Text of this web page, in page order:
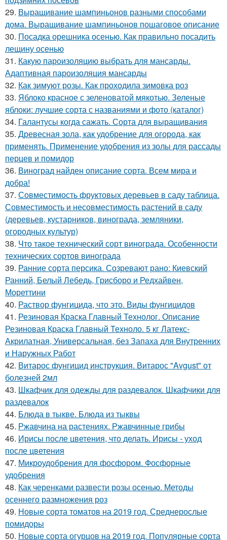
29. Выращивание шампиньонов разными способами
дома. Выращивание шампиньонов пошаговое описание
30. Посадка орешника осенью. Как правильно посадить
лещину осенью
31. Какую пароизоляцию выбрать для мансарды.
Адаптивная пароизоляция мансарды
32. Как зимуют розы. Как проходила зимовка роз
33. Яблоко красное с зеленоватой мякотью. Зеленые
яблоки: лучшие сорта с названиями и фото (каталог)
34. Галантусы когда сажать. Сорта для выращивания
35. Древесная зола, как удобрение для огорода, как
применять. Применение удобрения из золы для рассады
перцев и помидор
36. Виноград найден описание сорта. Всем мира и
добра!
37. Совместимость фруктовых деревьев в саду таблица.
Совместимость и несовместимость растений в саду
(деревьев, кустарников, винограда, земляники,
огородных культур)
38. Что такое технический сорт винограда. Особенности
технических сортов винограда
39. Ранние сорта персика. Созревают рано: Киевский
Ранний, Белый Лебедь, Грисборо и Редхайвен,
Мореттини
40. Раствор фунгицида, что это. Виды фунгицидов
41. Резиновая Краска Главный Технолог. Описание
Резиновая Краска Главный Техноло. 5 кг Латекс-
Акрилатная, Универсальная, без Запаха для Внутренних
и Наружных Работ
42. Витарос фунгицид инструкция. Витарос "Avgust" от
болезней 2мл
43. Шкафчик для одежды для раздевалок. Шкафчики для
раздевалок
44. Блюда в тыкве. Блюда из тыквы
45. Ржавчина на растениях. Ржавчинные грибы
46. Ирисы после цветения, что делать. Ирисы - уход
после цветения
47. Микроудобрения для фосфором. Фосфорные
удобрения
48. Как черенками развести розы осенью. Методы
осеннего размножения роз
49. Новые сорта томатов на 2019 год. Среднерослые
помидоры
50. Новые сорта огурцов на 2019 год. Популярные сорта